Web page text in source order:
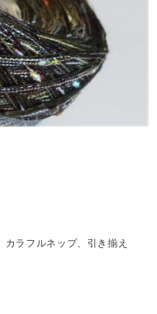
ラフルネップ、引き揃え